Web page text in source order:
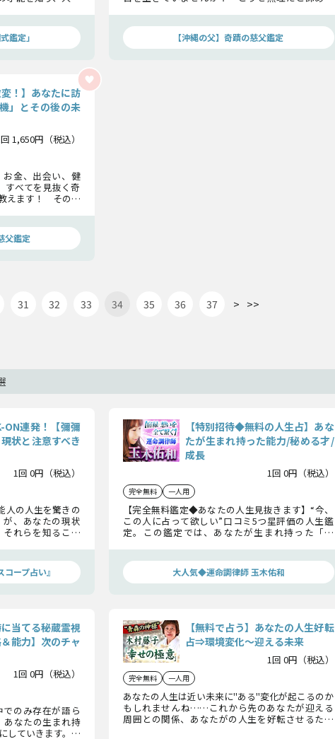
鑑定」
らに贈る人生の指南書です！
【沖縄の父】奇蹟の慈父鑑定
変！】あなたに訪
」とその後の未
1,650円（税込）
お金、出会い、健
すべてを見抜く奇
えます！ その転
父鑑定
31 32 33 34 35 36 37 > >>
ON連発！【彌彌
状と注意すべき
1回 0円（税込）
人の人生を驚きの
、あなたの現状
それらを知ること
ープ占い』
【特別招待◆無料の人生占】あな
たが生まれ持った能力/秘める才/
成長
1回 0円（税込）
完全無料 一人用
【完全無料鑑定◆あなたの人生見抜きます】“今、
この人に占って欲しい”口コミ5つ星評価の人生鑑
定。この鑑定では、あなたが生まれ持った「能
大人気◆運命調律師 玉木佑和
当てる秘蔵霊視
＆能力】次のチャ
1回 0円（税込）
でのみ存在が語ら
あなたの生まれ持
していきます。理
【無料で占う】あなたの人生好転
占⇒環境変化〜迎える未来
1回 0円（税込）
完全無料 一人用
あなたの人生は近い未来に"ある"変化が起こるのか
もしれませんね……これから先のあなたが迎える
周囲との関係、あなたがの人生を好転させるため